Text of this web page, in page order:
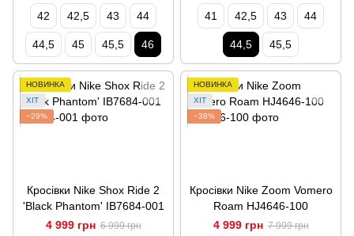
42 42,5 43 44
44,5 45 45,5 46
41 42,5 43 44
44,5 45,5
НОВИНКА
ХІТ
−29%
Кросівки Nike Shox Ride 2
'Black Phantom' IB7684-001
4 999 грн 6 999 грн
НОВИНКА
ХІТ
−38%
Кросівки Nike Zoom Vomero
Roam HJ4646-100
4 999 грн 7 999 грн